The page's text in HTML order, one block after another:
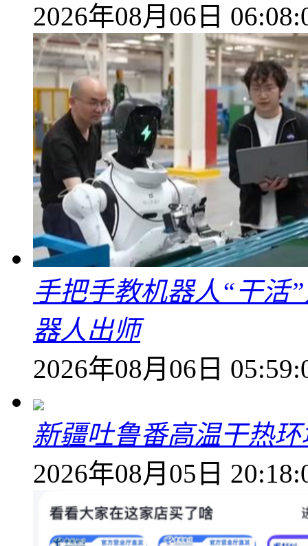
2026年08月06日
手把手教机器人“干活
器人出师
2026年08月06日
新疆吐鲁番高温干热
2026年08月05日